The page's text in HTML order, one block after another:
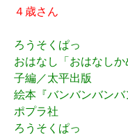
４歳さん
ろうそくぱっ
おはなし「おはなし
子編／太平出版
絵本『バンバンバン
ポプラ社
ろうそくぱっ